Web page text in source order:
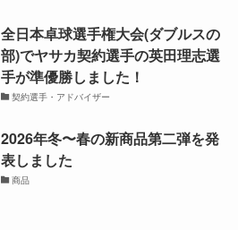
全日本卓球選手権大会(ダブルスの
部)でヤサカ契約選手の英田理志選
手が準優勝しました！
契約選手・アドバイザー
2026年冬〜春の新商品第二弾を発
表しました
商品